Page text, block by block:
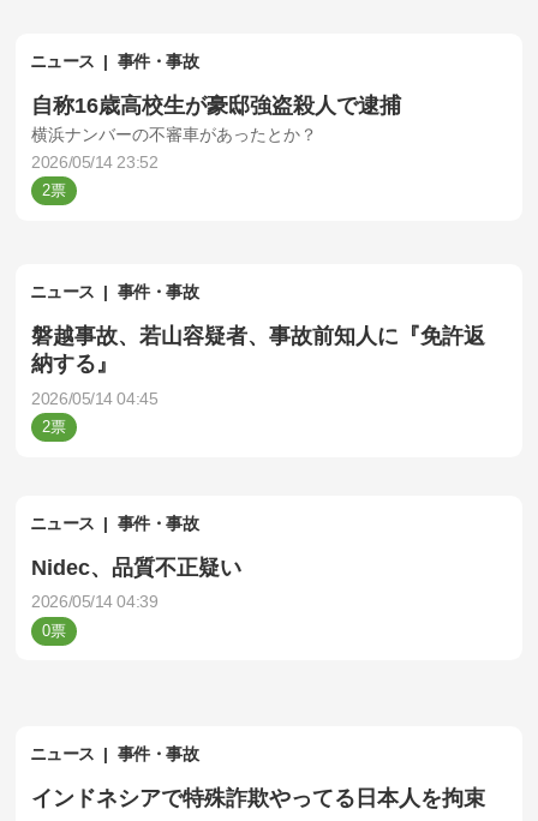
ニュース 事件・事故
自称16歳高校生が豪邸強盗殺人で逮捕
横浜ナンバーの不審車があったとか？
2026/05/14 23:52
2
ニュース 事件・事故
磐越事故、若山容疑者、事故前知人に『免許返
納する』
2026/05/14 04:45
2
ニュース 事件・事故
Nidec、品質不正疑い
2026/05/14 04:39
0
ニュース 事件・事故
インドネシアで特殊詐欺やってる日本人を拘束